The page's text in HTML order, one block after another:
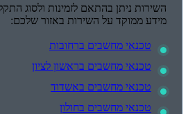
השירות ניתן בהתאם לזמינות ולסוג
מידע ממוקד על השירות באזור שלכם:
טכנאי מחשבים ברחובות
טכנאי מחשבים בראשון לציון
טכנאי מחשבים באשדוד
טכנאי מחשבים בחולון